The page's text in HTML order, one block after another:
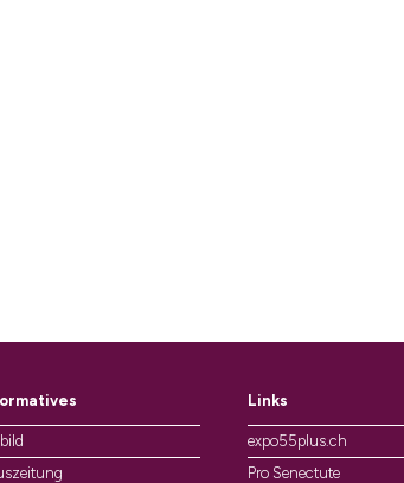
Links
expo55plus.ch
Pro Senectute